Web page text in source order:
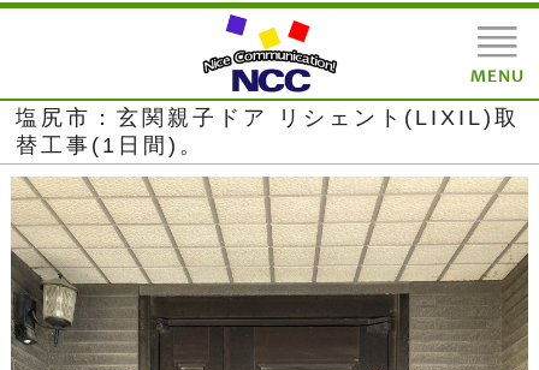
塩尻市：玄関親子ドア リシェント(LIXIL)取
替工事(1日間)。